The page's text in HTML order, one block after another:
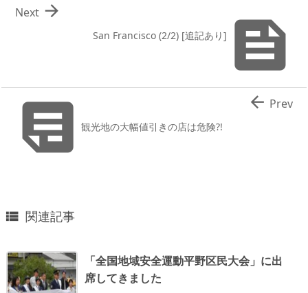

San Francisco (2/2) [追記あり]

Next
観光地の大幅値引きの店は危険?!
 Prev
 関連記事
「全国地域安全運動平野区民大会」に出
席してきました